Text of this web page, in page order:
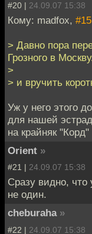
#20 | 24.09.07 15:38
Кому: madfox, #15
> Давно пора
Грозного в
>
> и вручить
Уж у него этого
для нашей
на крайняк "Корд"
Orient »
#21 | 24.09.07 15:38
Сразу видно, что
не один.
cheburaha »
#22 | 24.09.07 15:38